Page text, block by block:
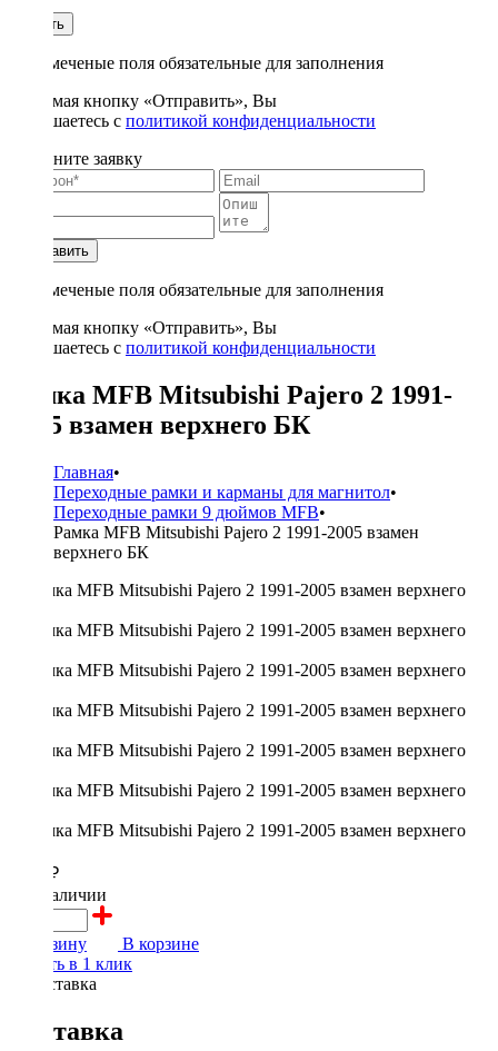
Купить
* - отмеченые поля обязательные для заполнения
Нажимая кнопку «Отправить», Вы
соглашаетесь с политикой конфиденциальности
Заполните заявку
Отправить
* - отмеченые поля обязательные для заполнения
Нажимая кнопку «Отправить», Вы
соглашаетесь с политикой конфиденциальности
Рамка MFB Mitsubishi Pajero 2 1991-
2005 взамен верхнего БК
Главная•
Переходные рамки и карманы для магнитол•
Переходные рамки 9 дюймов MFB•
Рамка MFB Mitsubishi Pajero 2 1991-2005 взамен
верхнего БК
2100 ₽
в наличии
В корзину
В корзине
Купить в 1 клик
Доставка